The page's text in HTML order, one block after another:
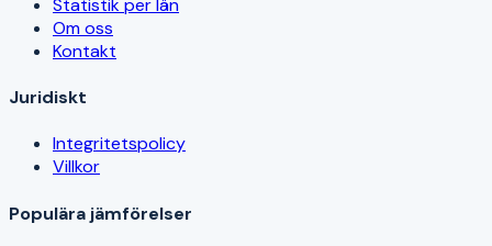
Statistik per län
Om oss
Kontakt
Juridiskt
Integritetspolicy
Villkor
Populära jämförelser